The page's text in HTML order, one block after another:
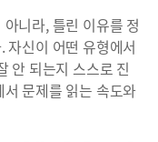
니라, 틀린 이유를 정
자신이 어떤 유형에서
안 되는지 스스로 진
문제를 읽는 속도와